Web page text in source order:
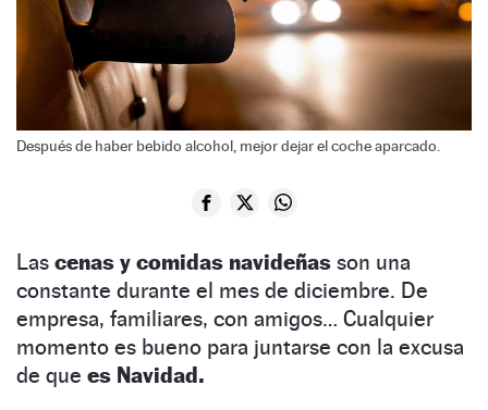
Después de haber bebido alcohol, mejor dejar el coche aparcado.
Las cenas y comidas navideñas son una
constante durante el mes de diciembre. De
empresa, familiares, con amigos… Cualquier
momento es bueno para juntarse con la excusa
de que es Navidad.